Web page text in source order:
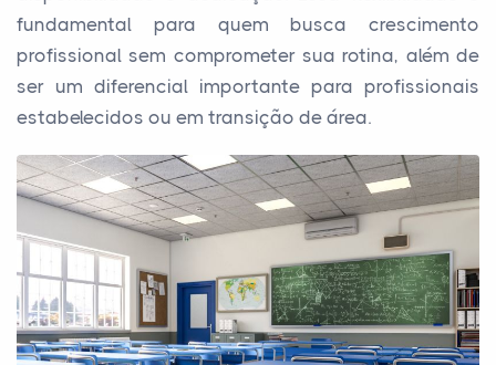
fundamental para quem busca crescimento
profissional sem comprometer sua rotina, além de
ser um diferencial importante para profissionais
estabelecidos ou em transição de área.